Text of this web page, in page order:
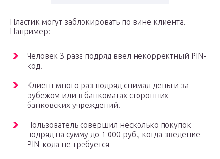
Пластик могут заблокировать по вине клиента.
Например:
Человек 3 раза подряд ввел некорректный PIN-
код.
Клиент много раз подряд снимал деньги за
рубежом или в банкоматах сторонних
банковских учреждений.
Пользователь совершил несколько покупок
подряд на сумму до 1 000 руб., когда введение
PIN-кода не требуется.